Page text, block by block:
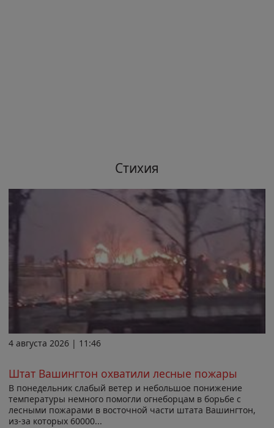
Стихия
4 августа 2026 | 11:46
Штат Вашингтон охватили лесные пожары
В понедельник слабый ветер и небольшое понижение
температуры немного помогли огнеборцам в борьбе с
лесными пожарами в восточной части штата Вашингтон,
из-за которых 60000...